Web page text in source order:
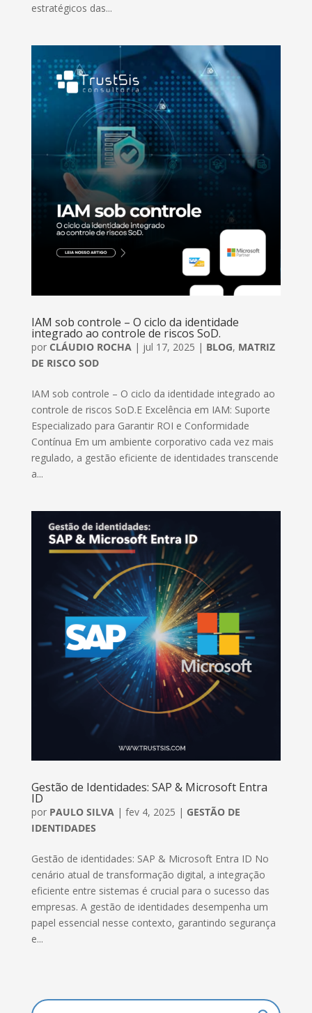
estratégicos das...
IAM sob controle – O ciclo da identidade
integrado ao controle de riscos SoD.
por CLÁUDIO ROCHA | jul 17, 2025 | BLOG, MATRIZ
DE RISCO SOD
IAM sob controle – O ciclo da identidade integrado ao
controle de riscos SoD.E Excelência em IAM: Suporte
Especializado para Garantir ROI e Conformidade
Contínua Em um ambiente corporativo cada vez mais
regulado, a gestão eficiente de identidades transcende
a...
Gestão de Identidades: SAP & Microsoft Entra
ID
por PAULO SILVA| fev 4, 2025 | GESTÃO DE
IDENTIDADES
Gestão de identidades: SAP & Microsoft Entra ID No
cenário atual de transformação digital, a integração
eficiente entre sistemas é crucial para o sucesso das
empresas. A gestão de identidades desempenha um
papel essencial nesse contexto, garantindo segurança
e...